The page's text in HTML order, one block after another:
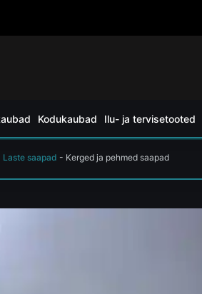
Kodukaubad Ilu- ja tervisetooted
Laste saapad - Kerged ja pehmed saapad